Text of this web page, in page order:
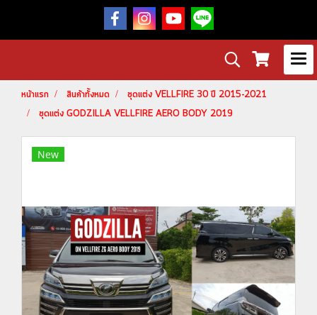
หน้าแรก สินค้าทั้งหมด
ชุดแต่ง VELLFIRE 30 ปี 2015-2021
ชุดแต่ง GODZILLA VELLFIRE AERO BODY 2019
New